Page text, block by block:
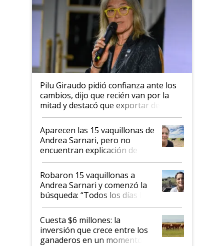
Pilu Giraudo pidió confianza ante los
cambios, dijo que recién van por la
mitad y destacó que exportar dejó de
ser "para unos pocos": "Tenemos un
mandato muy claro del gobierno
nacional"
Aparecen las 15 vaquillonas de
Andrea Sarnari, pero no
encuentran explicación de
cómo llegaron allí
Robaron 15 vaquillonas a
Andrea Sarnari y comenzó la
búsqueda: “Todos los días le
toca a algún productor”
Cuesta $6 millones: la
inversión que crece entre los
ganaderos en un momento